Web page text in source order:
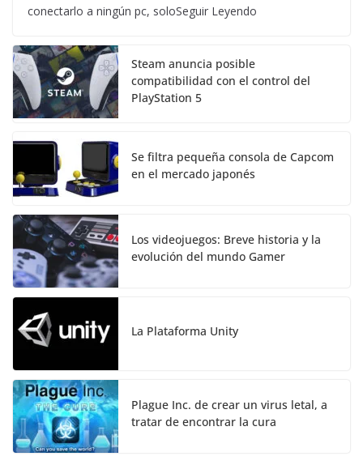
conectarlo a ningún pc, soloSeguir Leyendo
Steam anuncia posible
compatibilidad con el control del
PlayStation 5
Se filtra pequeña consola de Capcom
en el mercado japonés
Los videojuegos: Breve historia y la
evolución del mundo Gamer
La Plataforma Unity
Plague Inc. de crear un virus letal, a
tratar de encontrar la cura